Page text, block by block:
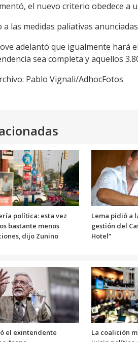
el nuevo criterio obedece a
a las medidas paliativas
adelantó que igualmente hará
sea completa y aquellos
Pablo Vignali/AdhocFotos
política: esta vez
bastante menos
dijo Zunino
Lema pidió a
gestión del
Hotel”
el exintendente
La coalición